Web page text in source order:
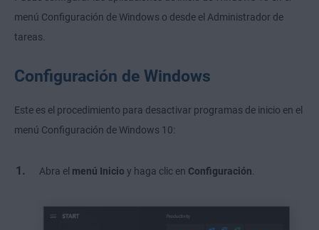
menú Configuración de Windows o desde el Administrador de
tareas.
Configuración de Windows
Este es el procedimiento para desactivar programas de inicio en el
menú Configuración de Windows 10:
Abra el menú Inicio y haga clic en Configuración.